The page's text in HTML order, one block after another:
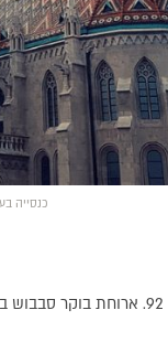
כנסייה